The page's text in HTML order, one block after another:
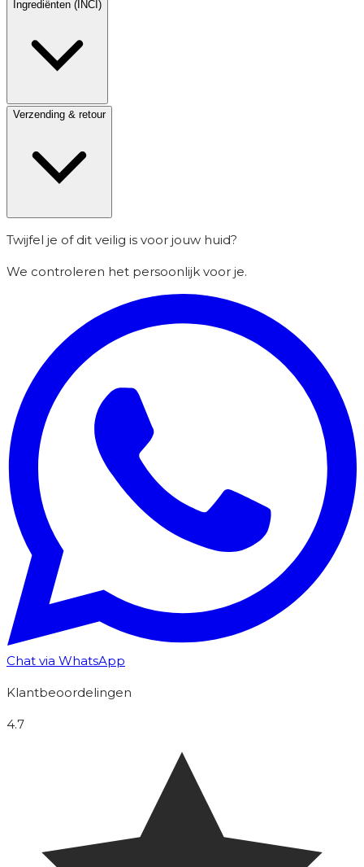
Ingrediënten (INCI)
Verzending & retour
Twijfel je of dit veilig is voor jouw huid?
We controleren het persoonlijk voor je.
Chat via WhatsApp
Klantbeoordelingen
4.7